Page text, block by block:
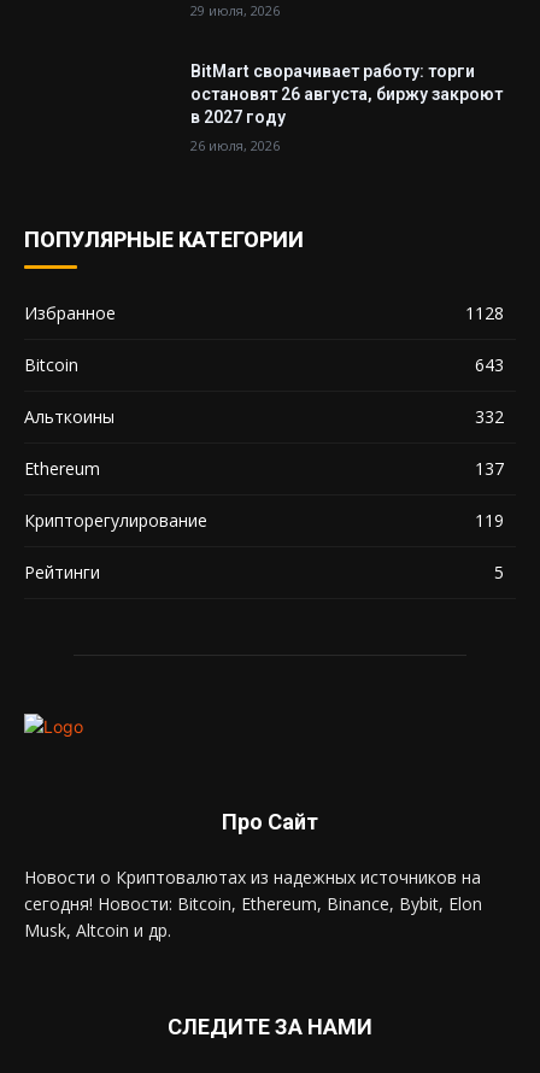
29 июля, 2026
BitMart сворачивает работу: торги
остановят 26 августа, биржу закроют
в 2027 году
26 июля, 2026
ПОПУЛЯРНЫЕ КАТЕГОРИИ
Избранное 1128
Bitcoin 643
Альткоины 332
Ethereum 137
Крипторегулирование 119
Рейтинги 5
Про Сайт
Новости о Криптовалютах из надежных источников на
сегодня! Новости: Bitcoin, Ethereum, Binance, Bybit, Elon
Musk, Altcoin и др.
СЛЕДИТЕ ЗА НАМИ